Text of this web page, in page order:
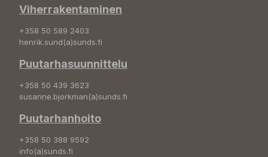
Viherrakentaminen
+358 50 589 2403
henrik.sund(a)sunds.fi
Puutarhasuunnittelu
+358 50 439 3623
susanne.bjorkman(a)sunds.fi
Puutarhanhoito
+358 50 388 9592
info(a)sunds.fi